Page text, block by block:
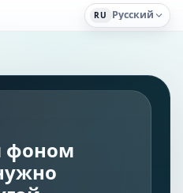
RU Русский
фоном